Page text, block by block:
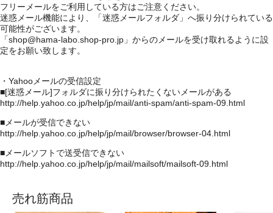
フリーメールをご利用している方はご注意ください。
迷惑メール機能により、「迷惑メールフォルダ」へ振り分けられている
可能性がございます。
「shop@hama-labo.shop-pro.jp」からのメールを受け取れるように設
定をお願い致します。
・Yahooメールの受信設定
■[迷惑メール]フォルダに振り分けられたくないメールがある
http://help.yahoo.co.jp/help/jp/mail/anti-spam/anti-spam-09.html
■メールが受信できない
http://help.yahoo.co.jp/help/jp/mail/browser/browser-04.html
■メールソフトで送受信できない
http://help.yahoo.co.jp/help/jp/mail/mailsoft/mailsoft-09.html
売れ筋商品